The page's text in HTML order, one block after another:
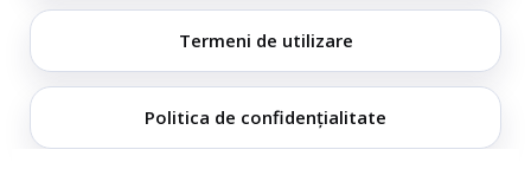
Termeni de utilizare
Politica de confidențialitate